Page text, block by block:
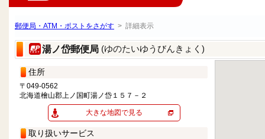
郵便局・ATM・ポストをさがす > 詳細表示
湯ノ岱郵便局 (ゆのたいゆうびんきょく)
住所
〒049-0562
北海道檜山郡上ノ国町湯ノ岱１５７－２
大きな地図で見る
取り扱いサービス